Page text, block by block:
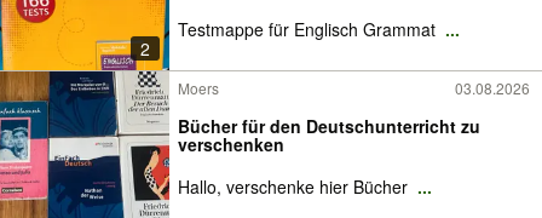
2
Testmappe für Englisch Grammat ...
Moers 03.08.2026
Bücher für den Deutschunterricht zu
verschenken
Hallo, verschenke hier Bücher ...